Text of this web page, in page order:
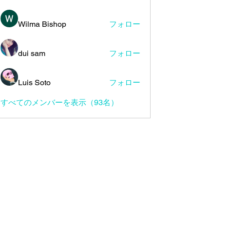
Wilma Bishop フォロー
dui sam フォロー
Luis Soto フォロー
すべてのメンバーを表示（93名）